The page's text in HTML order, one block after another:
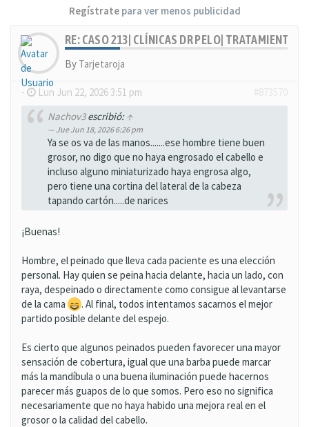
Regístratepara ver menos publicidad
RE: CASO 213| CLÍNICAS DR PELO| TRATAMIENTO
By Tarjetaroja
- Lun Jun 22, 2026 3:51 pm
Nachov3escribió: ↑
Jue Jun 18, 2026 6:26 pm
Ya se os va de las manos.......ese hombre tiene buen
grosor, no digo que no haya engrosado el cabello e
incluso alguno miniaturizado haya engrosa algo,
pero tiene una cortina del lateral de la cabeza
tapando cartón.....de narices
¡Buenas!
Hombre, el peinado que lleva cada paciente es una elección
personal. Hay quien se peina hacia delante, hacia un lado, con
raya, despeinado o directamente como consigue al levantarse
de la cama
. Al final, todos intentamos sacarnos el mejor
partido posible delante del espejo.
Es cierto que algunos peinados pueden favorecer una mayor
sensación de cobertura, igual que una barba puede marcar
más la mandíbula o una buena iluminación puede hacernos
parecer más guapos de lo que somos. Pero eso no significa
necesariamente que no haya habido una mejora real en el
grosor o la calidad del cabello.